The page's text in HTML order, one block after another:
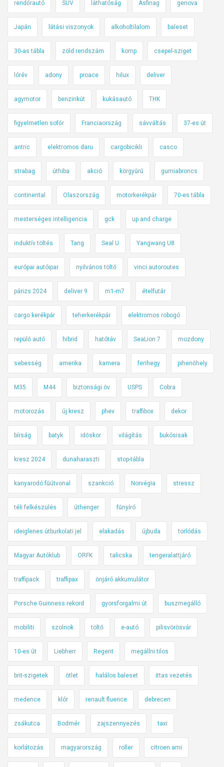
rendőrautó SUV láthatóság Asfinag genova
Japán látási viszonyok alkoholtilalom baleset
30-as tábla zöld rendszám komp csepel-sziget
lórév adony proace hilux deliver
agymotor benzinkút kukásautó THK
figyelmetlen sofőr Franciaország sávváltás 37-es út
antric elektromos daru cargobicikli casco
strabag úthiba akció körgyűrű gumiabroncs
continental Olaszország motorkerékpár 70-es tábla
mesterséges intelligencia gck up and charge
induktív töltés Tang Seal U Yangwang U8
európai autóipar nyilvános töltő vinci autoroutes
párizs 2024 deliver 9 m1-m7 ételfutár
cargo kerékpár teherkerékpár elektromos robogó
repülő autó hibrid hatótáv SeaLion 7 mozdony
sebesség amerika kamera ferihegy pihenőhely
M35 M44 biztonsági öv USPS Cobra
motorozás új kresz phev traffibox dekor
bírság batyk időskor világítás bukósisak
kresz 2024 dunaharaszti stop-tábla
kanyarodó fűútvonal szankció Norvégia stressz
téli felkészülés úthenger fűnyíró
ideiglenes útburkolati jel elakadás újbuda torlódás
Magyar Autóklub ORFK talicska tengeralattjáró
traffipack traffipax önjáró akkumulátor
Porsche Guinness rekord gyorsforgalmi út buszmegálló
mobiliti szolnok töltő e-autó pilisvörösvár
10-es út Liebherr Regent megállni tilos
brit-szigetek ötlet halálos baleset ittas vezetés
medence klór renault fluence debrecen
zsákutca Bodmér zajszennyezés taxi
korlátozás magyarország roller citroen ami